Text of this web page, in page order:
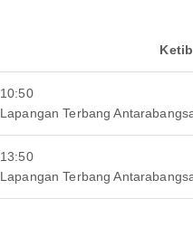
10:50
Lapangan Terbang
13:50
Lapangan Terbang